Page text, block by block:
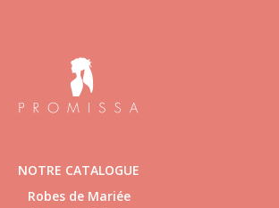
NOTRE CATALOGUE
Robes de Mariée